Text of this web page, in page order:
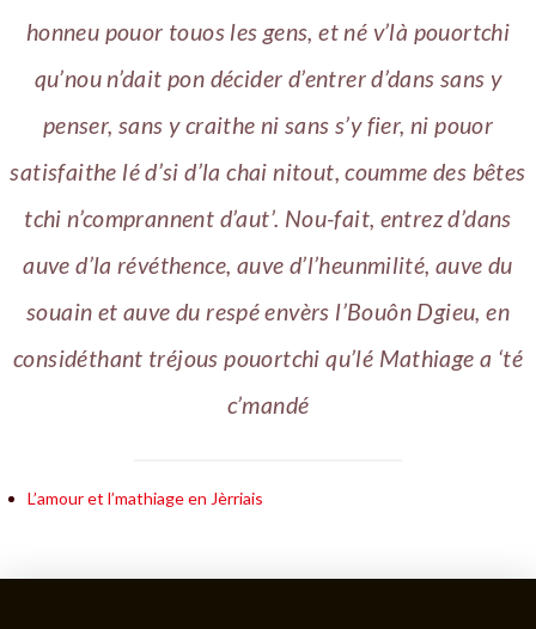
honneu pouor touos les gens, et né v’là pouortchi
qu’nou n’dait pon décider d’entrer d’dans sans y
penser, sans y craithe ni sans s’y fier, ni pouor
satisfaithe lé d’si d’la chai nitout, coumme des bêtes
tchi n’comprannent d’aut’. Nou-fait, entrez d’dans
auve d’la révéthence, auve d’l’heunmilité, auve du
souain et auve du respé envèrs l’Bouôn Dgieu, en
considéthant tréjous pouortchi qu’lé Mathiage a ‘té
c’mandé
L’amour et l’mathiage en Jèrriais